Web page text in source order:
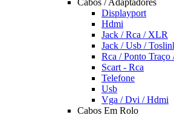
Cabos / Adaptadores
Displayport
Hdmi
Jack / Rca / XLR
Jack / Usb /
Rca / Ponto Traço
Scart - Rca
Telefone
Usb
Vga / Dvi / Hdmi
Cabos Em Rolo